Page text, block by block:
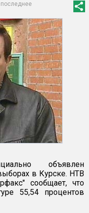
последнее
объявлен
в Курске. НТВ
сообщает, что
55,54 процентов